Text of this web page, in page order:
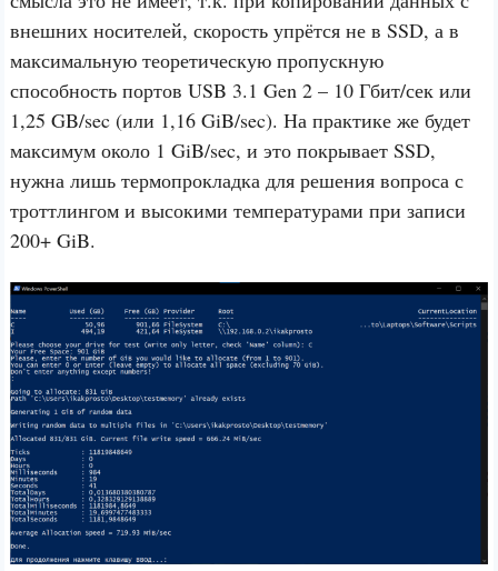
внешних носителей, скорость упрётся не в SSD, а в
максимальную теоретическую пропускную
способность портов USB 3.1 Gen 2 – 10 Гбит/сек или
1,25 GB/sec (или 1,16 GiB/sec). На практике же будет
максимум около 1 GiB/sec, и это покрывает SSD,
нужна лишь термопрокладка для решения вопроса с
троттлингом и высокими температурами при записи
200+ GiB.